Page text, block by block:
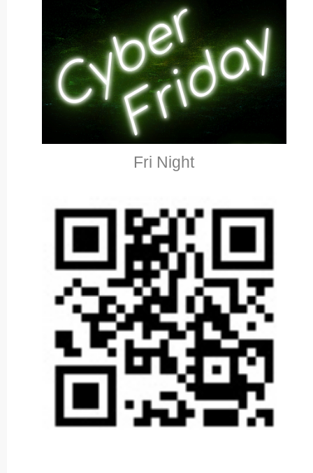
Fri Night